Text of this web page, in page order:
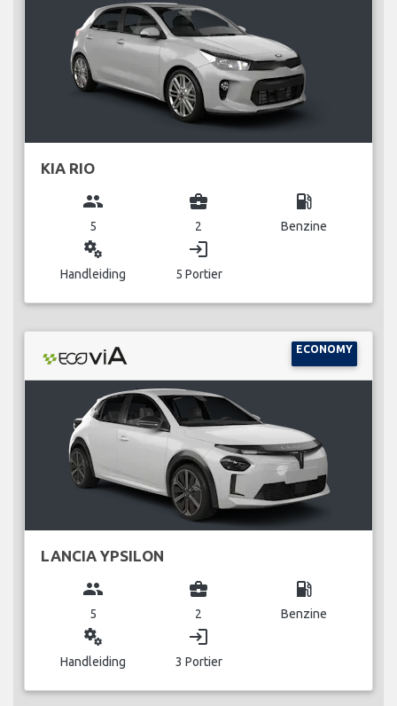
KIA RIO
group
5
business_center
2
local_gas_station
Benzine
miscellaneous_services
Handleiding
login
5 Portier
ECONOMY
LANCIA YPSILON
group
5
business_center
2
local_gas_station
Benzine
miscellaneous_services
Handleiding
login
3 Portier